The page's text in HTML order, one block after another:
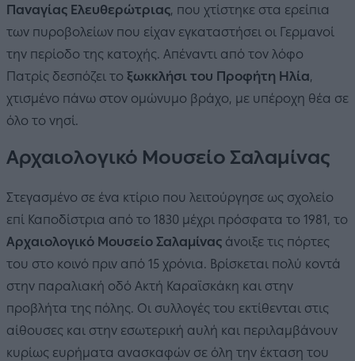
Παναγίας Ελευθερώτριας, που χτίστηκε στα ερείπια
των πυροβολείων που είχαν εγκαταστήσει οι Γερμανοί
την περίοδο της κατοχής. Απέναντι από τον λόφο
Πατρίς δεσπόζει το ξωκκλήσι του Προφήτη Ηλία,
χτισμένο πάνω στον ομώνυμο βράχο, με υπέροχη θέα σε
όλο το νησί.
Αρχαιολογικό Μουσείο Σαλαμίνας
Στεγασμένο σε ένα κτίριο που λειτούργησε ως σχολείο
επί Καποδίστρια από το 1830 μέχρι πρόσφατα το 1981, το
Αρχαιολογικό Μουσείο Σαλαμίνας άνοιξε τις πόρτες
του στο κοινό πριν από 15 χρόνια. Βρίσκεται πολύ κοντά
στην παραλιακή οδό Ακτή Καραϊσκάκη και στην
προβλήτα της πόλης. Οι συλλογές του εκτίθενται στις
αίθουσες και στην εσωτερική αυλή και περιλαμβάνουν
κυρίως ευρήματα ανασκαφών σε όλη την έκταση του